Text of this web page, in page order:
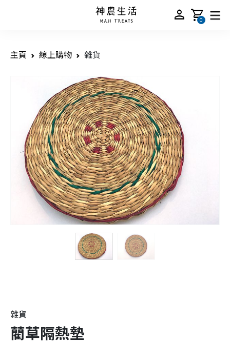
person shopping_cart
0
主頁 線上購物 雜貨
雜貨
藺草隔熱墊